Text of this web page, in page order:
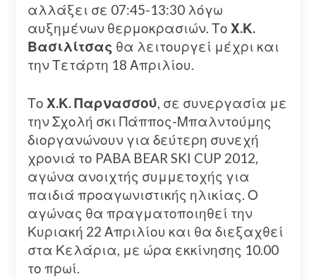
αλλάξει σε 07:45-13:30 λόγω
αυξημένων θερμοκρασιών. Το Χ.Κ.
Βασιλίτσας θα λειτουργεί μέχρι και
την Τετάρτη 18 Απριλίου.
Το Χ.Κ. Παρνασσού, σε συνεργασία με
την Σχολή σκι Πάππος-Μπαλντούμης
διοργανώνουν για δεύτερη συνεχή
χρονιά το PABA BEAR SKI CUP 2012,
αγώνα ανοιχτής συμμετοχής για
παιδιά προαγωνιστικής ηλικίας. Ο
αγώνας θα πραγματοποιηθεί την
Κυριακή 22 Απριλίου και θα διεξαχθεί
στα Κελάρια, με ώρα εκκίνησης 10.00
το πρωί.